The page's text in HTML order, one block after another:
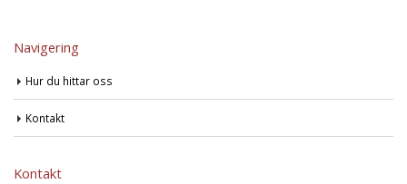
Navigering
Hur du hittar oss
Kontakt
Kontakt